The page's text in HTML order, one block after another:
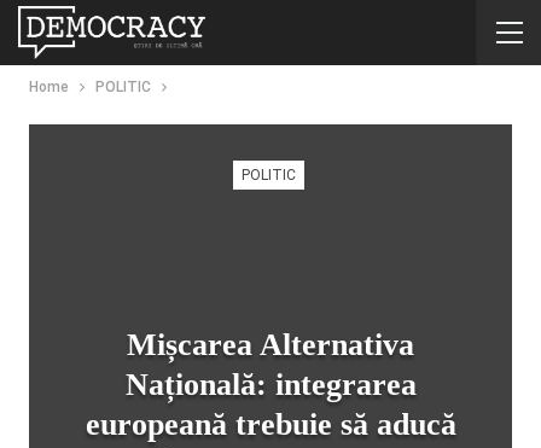
Home POLITIC
POLITIC
Mișcarea Alternativa
Națională: integrarea
europeană trebuie să aducă